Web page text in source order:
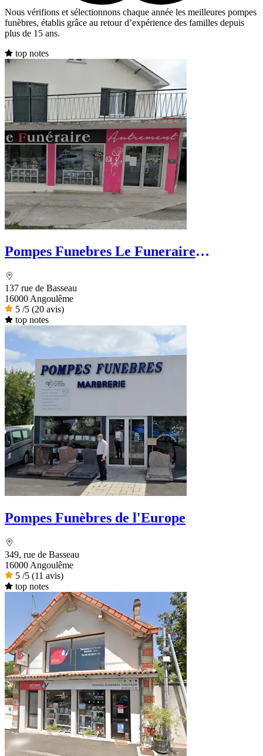
Nous vérifions et sélectionnons chaque année les meilleures pompes
funèbres, établis grâce au retour d’expérience des familles depuis
plus de 15 ans.
top notes
Pompes Funebres Le Funeraire
137 rue de Basseau
16000 Angoulême
5 /5 (20 avis)
top notes
Pompes Funèbres de l'Europe
349, rue de Basseau
16000 Angoulême
5 /5 (11 avis)
top notes